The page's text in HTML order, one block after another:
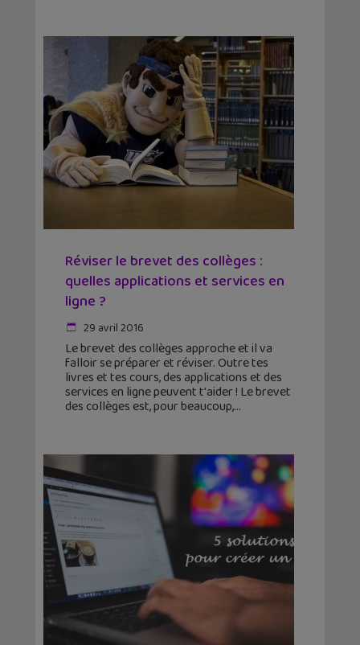
Réviser le brevet des collèges :
quelles applications et services en
ligne ?
29 avril 2016
Le brevet des collèges approche et il va
falloir se préparer et réviser. Outre tes
livres et tes cours, des applications et des
services en ligne peuvent t'aider ! Le brevet
des collèges est, pour beaucoup,